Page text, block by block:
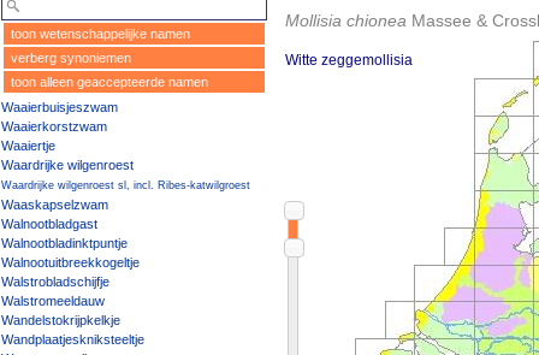
toon wetenschappelijke namen
verberg synoniemen
toon alleen geaccepteerde namen
Waaierbuisjeszwam
Waaierkorstzwam
Waaiertje
Waardrijke wilgenroest
Waardrijke wilgenroest sl, incl. Ribes-katwilgroest
Waaskapselzwam
Walnootbladgast
Walnootbladinktpuntje
Walnootuitbreekkogeltje
Walstrobladschijfje
Walstromeeldauw
Wandelstokrijpkelkje
Wandplaatjeskniksteeltje
Mollisia chionea Massee &
Witte zeggemollisia